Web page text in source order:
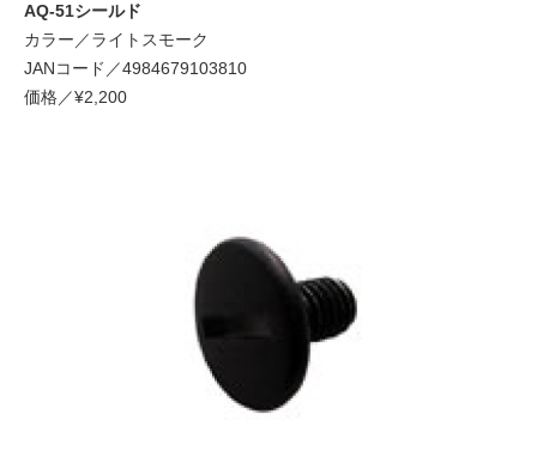
AQ-51シールド
カラー／ライトスモーク
JANコード／4984679103810
価格／¥2,200